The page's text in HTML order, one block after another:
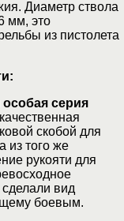
Диаметр ствола
мм, это
из пистолета
серия
скобой для
из того же
рукояти для
сделали вид
боевым.